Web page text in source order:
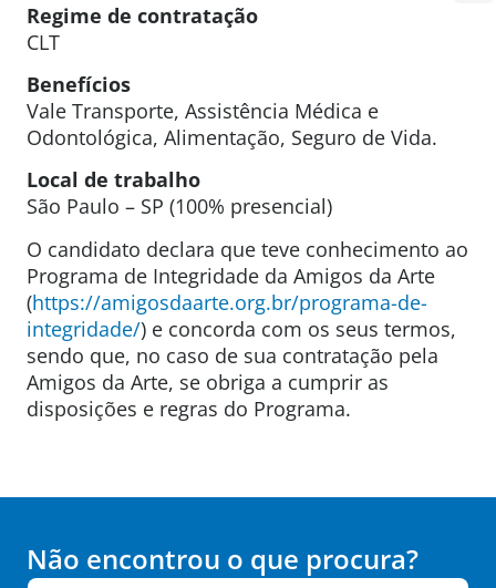
Regime de contratação
CLT
Benefícios
Vale Transporte, Assistência Médica e
Odontológica, Alimentação, Seguro de Vida.
Local de trabalho
São Paulo – SP (100% presencial)
O candidato declara que teve conhecimento ao
Programa de Integridade da Amigos da Arte
(https://amigosdaarte.org.br/programa-de-
integridade/) e concorda com os seus termos,
sendo que, no caso de sua contratação pela
Amigos da Arte, se obriga a cumprir as
disposições e regras do Programa.
Não encontrou o que procura?